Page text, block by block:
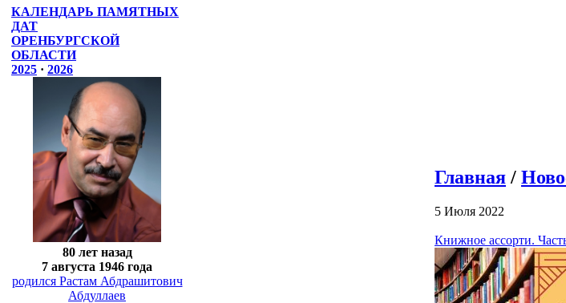
КАЛЕНДАРЬ ПАМЯТНЫХ
ДАТ
ОРЕНБУРГСКОЙ
ОБЛАСТИ
2025 · 2026
80 лет назад
7 августа 1946 года
родился Растам Абдрашитович
Абдуллаев
Главная /
5 Июля 2022
Книжное ассорти.